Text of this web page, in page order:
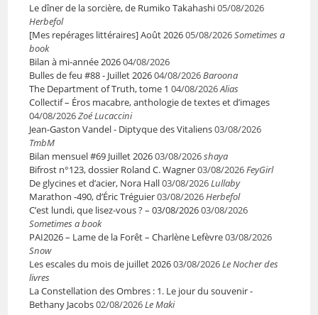
Le dîner de la sorcière, de Rumiko Takahashi05/08/2026
Herbefol
[Mes repérages littéraires] Août 202605/08/2026Sometimes a
book
Bilan à mi-année 202604/08/2026
Bulles de feu #88 - Juillet 202604/08/2026Baroona
The Department of Truth, tome 1 04/08/2026Alias
Collectif – Éros macabre, anthologie de textes et d’images
04/08/2026Zoé Lucaccini
Jean-Gaston Vandel - Diptyque des Vitaliens03/08/2026
TmbM
Bilan mensuel #69 Juillet 202603/08/2026shaya
Bifrost n°123, dossier Roland C. Wagner03/08/2026FeyGirl
De glycines et d’acier, Nora Hall03/08/2026Lullaby
Marathon -490, d’Éric Tréguier03/08/2026Herbefol
C’est lundi, que lisez-vous ? – 03/08/202603/08/2026
Sometimes a book
PAI2026 – Lame de la Forêt – Charlène Lefèvre03/08/2026
Snow
Les escales du mois de juillet 202603/08/2026Le Nocher des
livres
La Constellation des Ombres : 1. Le jour du souvenir -
Bethany Jacobs02/08/2026Le Maki